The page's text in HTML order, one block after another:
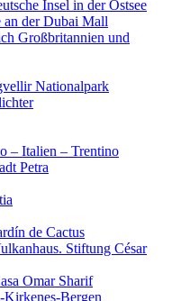
Insel in der Ostsee
an der Dubai Mall
Großbritannien und
Nationalpark
– Italien – Trentino
Petra
de Cactus
Stiftung César
Omar Sharif
Bergen